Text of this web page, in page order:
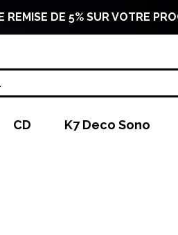
REMISE DE 5% SUR VOTRE
CD K7 Deco Sono